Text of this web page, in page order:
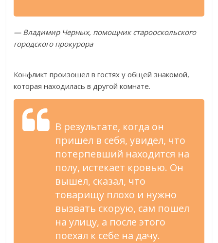
— Владимир Черных, помощник старооскольского
городского прокурора
Конфликт произошел в гостях у общей знакомой,
которая находилась в другой комнате.
В результате, когда он
пришел в себя, увидел, что
потерпевший находится на
полу, истекает кровью. Он
вышел, сказал, что
товарищу плохо и нужно
вызвать скорую, сам пошел
на улицу, а после этого
поехал к себе на дачу.